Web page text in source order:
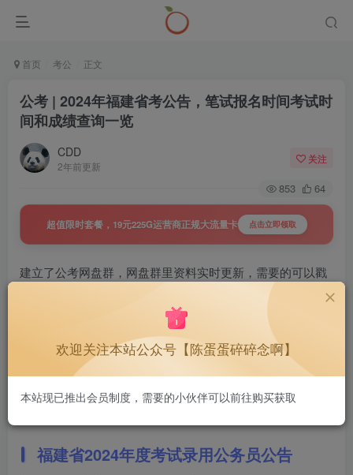
首页 考公 正文
公考 | 2024年福建省考公告，笔试报名时间考试时
间和成绩查询一览
CDD
2年前更新
关注
853 64
超值限时套餐，19元225G运营商正规大流量卡 点击立即领取
建立了公考网盘群，网盘群里资料实时更新，需要的可以戳
￥40 置顶 | 公考教招网盘群，持续更
新，好用不贵~
1W+
福建省2024年度考试录用公务员公告
欢迎关注本站公众号【陈蛋蛋碎碎念啊】
本站现已推出会员制度，需要的小伙伴可以前往购买获取